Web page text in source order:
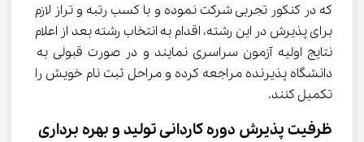
که در کنکور تجربی شرکت نموده و با کسب رتبه و تراز لازم
برای پذیرش در این رشته، اقدام به انتخاب رشته بعد از اعلام
نتایج اولیه آزمون سراسری نمایند و در صورت قبولی به
دانشگاه پذیرنده مراجعه کرده و مراحل ثبت‌ نام خویش را
تکمیل کنند.
ظرفیت پذیرش دوره ﻛﺎردانی ﺗﻮلید و ﺑﻬﺮه ﺑﺮداری